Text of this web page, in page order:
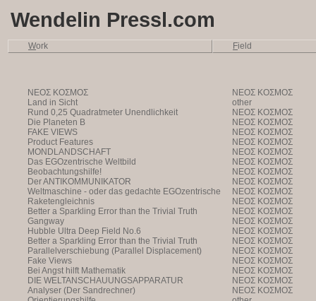
Wendelin Pressl.com
Work Field
NEOΣ KOΣMOΣ
NEOΣ KOΣMOΣ
Land in Sicht
other
Rund 0,25 Quadratmeter Unendlichkeit
NEOΣ KOΣMOΣ
Die Planeten B
NEOΣ KOΣMOΣ
FAKE VIEWS
NEOΣ KOΣMOΣ
Product Features
NEOΣ KOΣMOΣ
MONDLANDSCHAFT
NEOΣ KOΣMOΣ
Das EGOzentrische Weltbild
NEOΣ KOΣMOΣ
Beobachtungshilfe!
NEOΣ KOΣMOΣ
Der ANTIKOMMUNIKATOR
NEOΣ KOΣMOΣ
Weltmaschine - oder das gedachte EGOzentrische
Weltbild
NEOΣ KOΣMOΣ
Raketengleichnis
NEOΣ KOΣMOΣ
Better a Sparkling Error than the Trivial Truth
NEOΣ KOΣMOΣ
Gangway
NEOΣ KOΣMOΣ
Hubble Ultra Deep Field No.6
NEOΣ KOΣMOΣ
Better a Sparkling Error than the Trivial Truth
NEOΣ KOΣMOΣ
Parallelverschiebung (Parallel Displacement)
NEOΣ KOΣMOΣ
Fake Views
NEOΣ KOΣMOΣ
Bei Angst hilft Mathematik
NEOΣ KOΣMOΣ
DIE WELTANSCHAUUNGSAPPARATUR
NEOΣ KOΣMOΣ
Analyser (Der Sandrechner)
NEOΣ KOΣMOΣ